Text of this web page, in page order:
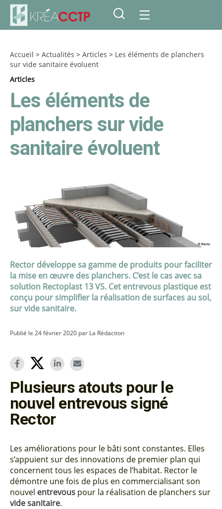
Accueil > Actualités > Articles > Les éléments de planchers
sur vide sanitaire évoluent
Articles
Les éléments de
planchers sur vide
sanitaire évoluent
Rector développe sa gamme de produits pour faciliter
la mise en œuvre des planchers. C’est le cas avec sa
solution Rectoplast 13 VS. Cet entrevous plastique est
conçu pour simplifier la réalisation de surfaces au sol,
sur vide sanitaire.
Publié le 24 février 2020 par La Rédaction
Plusieurs atouts pour le
nouvel entrevous signé
Rector
Les améliorations pour le bâti sont constantes. Elles
s’appuient sur des innovations de premier plan qui
concernent tous les espaces de l’habitat. Rector le
démontre une fois de plus en commercialisant son
nouvel entrevous pour la réalisation de planchers sur
vide sanitaire.